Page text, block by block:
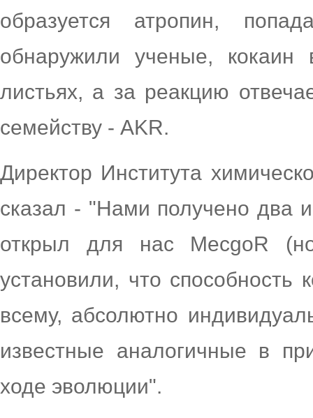
образуется атропин,
обнаружили ученые, кокаин
листьях, а за реакцию
семейству - AKR.
Директор Института
сказал - "Нами получено два
открыл для нас MecgoR
установили, что способность
всему, абсолютно
известные аналогичные в
ходе эволюции".